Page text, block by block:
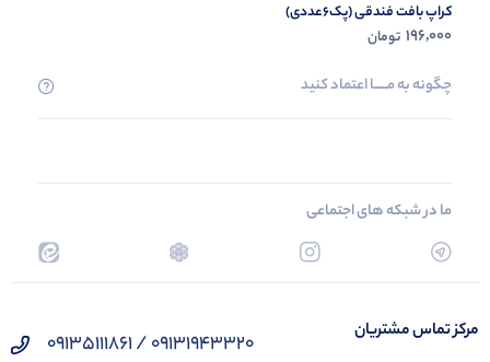
کراپ بافت فندقی (پک6عددی)
196,000 تومان
چگونه به مــــــا اعتماد کنید
ما در شبکه های اجتماعی
مرکز تماس مشتریان 09131943320 / 09135111861